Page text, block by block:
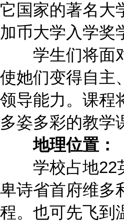
它国家的著名大
加币大学入学奖
学生们将面对
使她们变得自主
领导能力。课程
多姿多彩的教学
地理位置：
学校占地22英
卑诗省首府维多
程。也可先飞到